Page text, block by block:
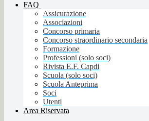
FAQ
Assicurazione
Associazioni
Concorso primaria
Concorso straordinario secondaria
Formazione
Professioni (solo soci)
Rivista E.F. Capdi
Scuola (solo soci)
Scuola Anteprima
Soci
Utenti
Area Riservata